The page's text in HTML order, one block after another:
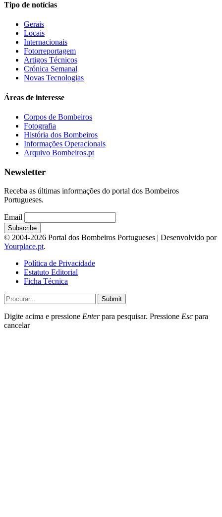
Tipo de notícias
Gerais
Locais
Internacionais
Fotorreportagem
Artigos Técnicos
Crónica Semanal
Novas Tecnologias
Áreas de interesse
Corpos de Bombeiros
Fotografia
História dos Bombeiros
Informações Operacionais
Arquivo Bombeiros.pt
Newsletter
Receba as últimas informações do portal dos Bombeiros
Portugueses.
Email
© 2004-2026 Portal dos Bombeiros Portugueses | Desenvolvido por
Yourplace.pt.
Política de Privacidade
Estatuto Editorial
Ficha Técnica
Submit
Digite acima e pressione Enterpara pesquisar. Pressione Esc para
cancelar